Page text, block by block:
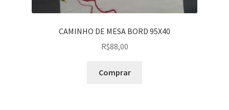
CAMINHO DE MESA BORD 95X40
R$88,00
Comprar